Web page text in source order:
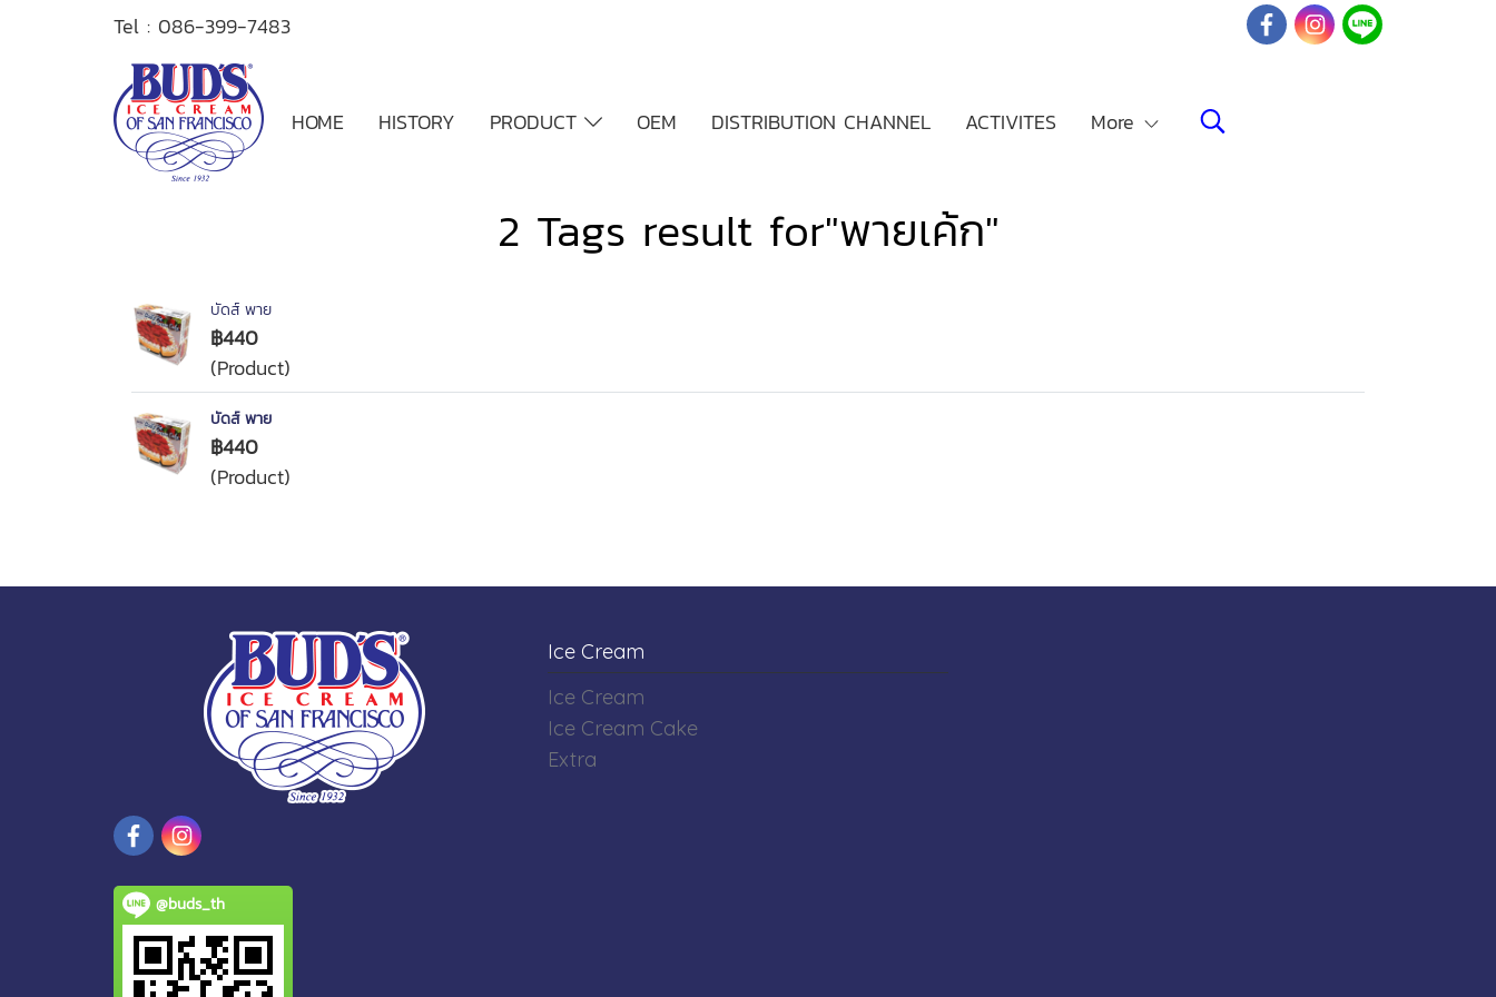
Tel : 086-399-7483
HOME HISTORY PRODUCT OEM DISTRIBUTION CHANNEL ACTIVITES More
2 Tags result for"พายเค้ก"
บัดส์ พาย
฿440
(Product)
บัดส์ พาย
฿440
(Product)
@buds_th
Ice Cream
Ice Cream
Ice Cream Cake
Extra